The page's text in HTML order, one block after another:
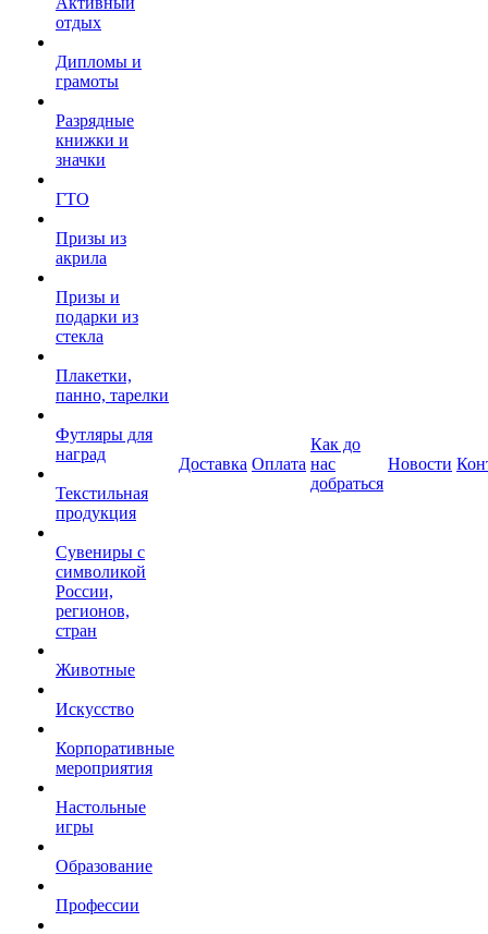
отдых
Дипломы и
грамоты
Разрядные
книжки и
значки
ГТО
Призы из
акрила
Призы и
подарки из
стекла
Плакетки,
панно, тарелки
Футляры для
наград
Текстильная
продукция
Сувениры с
символикой
России,
регионов,
стран
Животные
Искусство
Корпоративные
мероприятия
Настольные
игры
Образование
Профессии
Доставка Оплата
Как до
нас
добраться
Новости